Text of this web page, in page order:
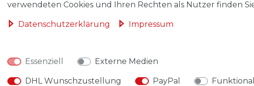
verwendeten Cookies und Ihren Rechten als Nutzer finden
Daten­schutz­erklärung Impressum
Essenziell Externe Medien
DHL Wunschzustellung PayPal Funktional